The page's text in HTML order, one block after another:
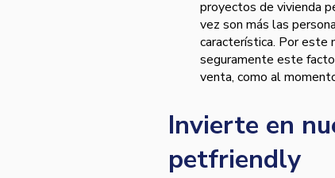
proyectos de vivienda
vez son más las
característica. Por este
seguramente este
venta, como al
Invierte en
petfriendly